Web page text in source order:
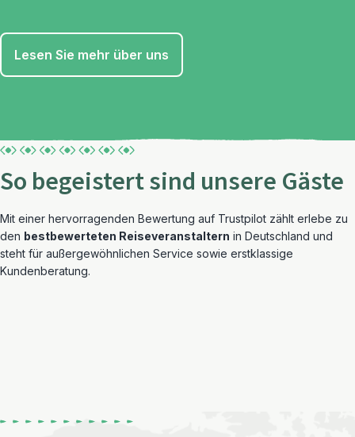
Lesen Sie mehr über uns
So begeistert sind unsere Gäste
Mit einer hervorragenden Bewertung auf Trustpilot zählt erlebe zu
den bestbewerteten Reiseveranstaltern in Deutschland und
steht für außergewöhnlichen Service sowie erstklassige
Kundenberatung.